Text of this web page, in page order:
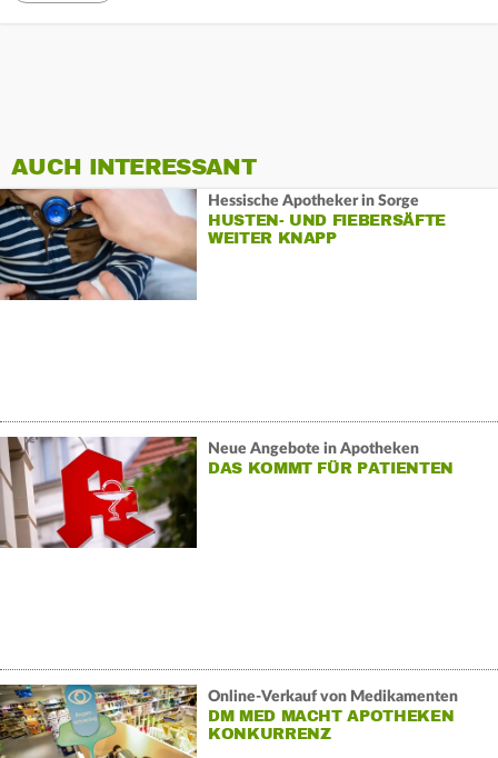
AUCH INTERESSANT
Hessische Apotheker in Sorge
HUSTEN- UND FIEBERSÄFTE
WEITER KNAPP
Neue Angebote in Apotheken
DAS KOMMT FÜR PATIENTEN
Online-Verkauf von Medikamenten
DM MED MACHT APOTHEKEN
KONKURRENZ